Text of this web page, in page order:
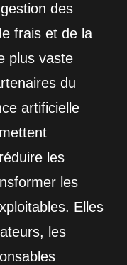
des
frais et de la
plus vaste
du
artificielle
les
les
Elles
les